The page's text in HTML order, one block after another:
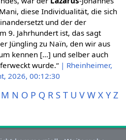
diese Individualität, die sich
und der der
9. Jahrhundert ist, das sagt
Jüngling zu Naïn, den wir aus
kennen […] und selber auch
wurde.“ | Rheinheimer,
2026, 00:12:30
M N O P Q R S T U V W X Y Z